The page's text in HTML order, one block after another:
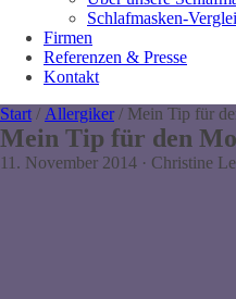
Schlafmasken-
Firmen
Referenzen & Presse
Kontakt
Start / Allergiker / Mein Tip für
Mein Tip für den
11. November 2014 · Christine